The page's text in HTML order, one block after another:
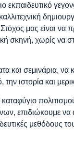
μας είναι
σκηνή, χωρίς να
σεμινάρια, να
ιστορία και
επιδιώκουμε να
μεθόδους